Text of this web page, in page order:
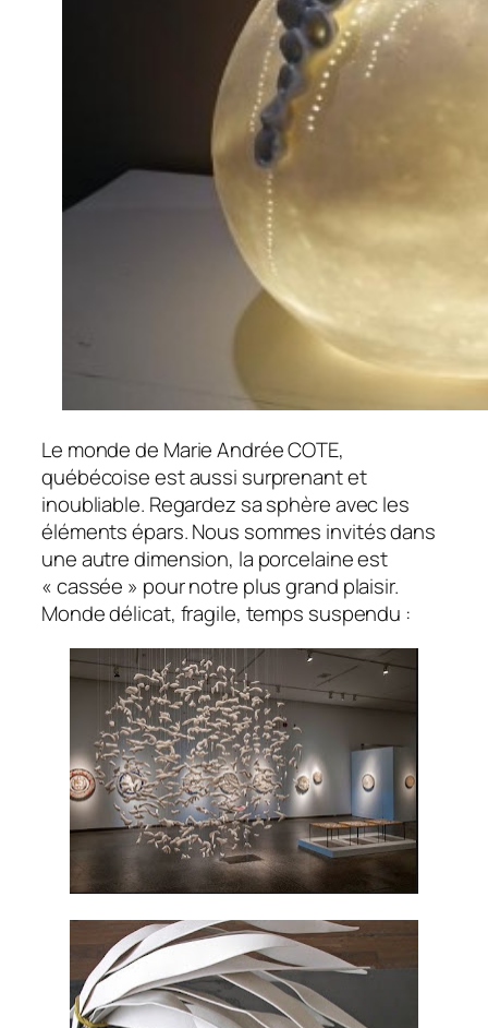
Le monde de Marie Andrée COTE,
québécoise est aussi surprenant et
inoubliable. Regardez sa sphère avec les
éléments épars. Nous sommes invités dans
une autre dimension, la porcelaine est
« cassée » pour notre plus grand plaisir.
Monde délicat, fragile, temps suspendu :